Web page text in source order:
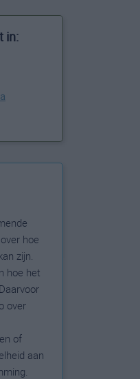
in:
hoe
zijn.
hoe het
over
of
aan